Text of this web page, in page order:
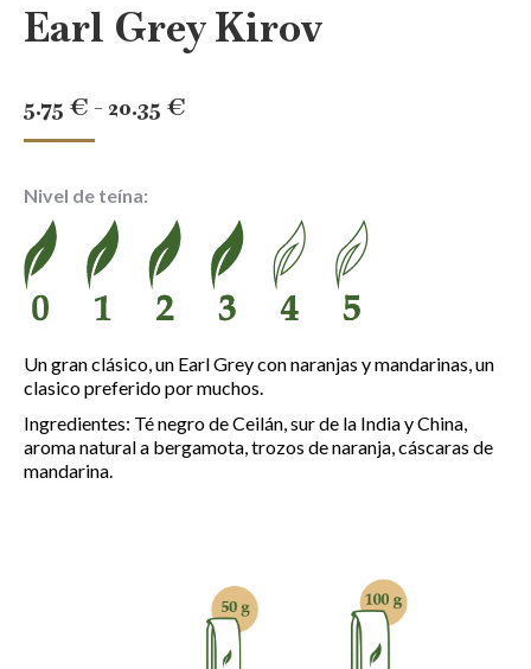
Earl Grey Kirov
5.75 € - 20.35 €
desde
5.75 €
hasta
20.35 €
Nivel de teína:
Un gran clásico, un Earl Grey con naranjas y mandarinas, un
clasico preferido por muchos.
Ingredientes: Té negro de Ceilán, sur de la India y China,
aroma natural a bergamota, trozos de naranja, cáscaras de
mandarina.